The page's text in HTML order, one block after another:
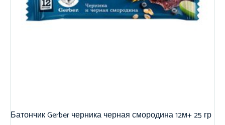
Батончик Gerber черника черная смородина 12м+ 25 гр